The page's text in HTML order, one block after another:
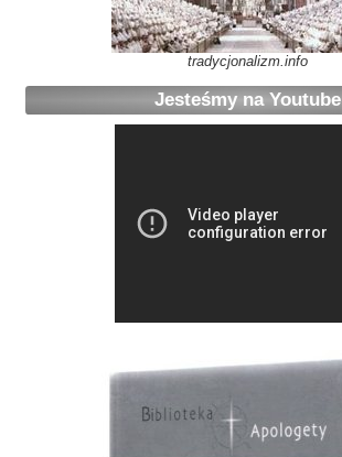
tradycjonalizm.info
Jesteśmy na Youtube